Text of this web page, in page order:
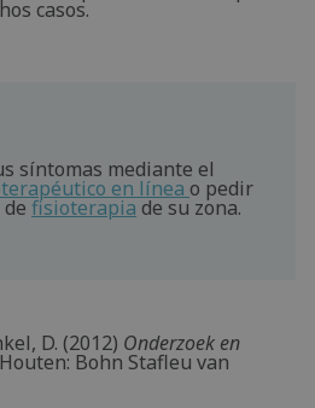
casos.
síntomas mediante el
en línea o pedir
fisioterapia de su zona.
D. (2012) Onderzoek en
Houten: Bohn Stafleu van